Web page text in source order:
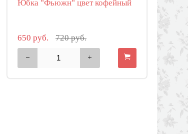
Юбка "Фьюжн" цвет кофейный
650 руб. 720 руб.